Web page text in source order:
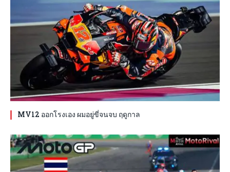
MV12 ออกโรงเอง ผมอยู่ขี่จนจบ ฤดูกาล